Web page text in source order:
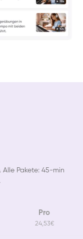
Alle Pakete: 45-min
Pro
24,53€